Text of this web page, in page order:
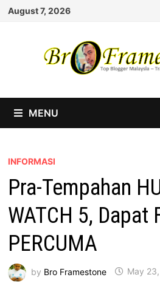
Skip
August 7, 2026
MENU
INFORMASI
Pra-Tempahan
WATCH 5, Dapat
PERCUMA
by Bro Framestone May